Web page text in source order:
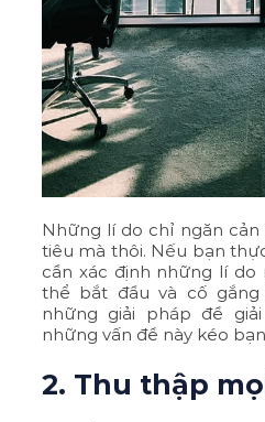
Những lí do chỉ ngăn
tiêu mà thôi. Nếu bạn
cần xác định những lí
thể bắt đầu và cố
những giải pháp đề
những vấn đề này kéo
2. Thu thập